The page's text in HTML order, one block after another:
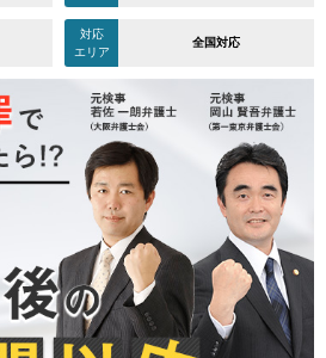
対応
エリア
全国対応